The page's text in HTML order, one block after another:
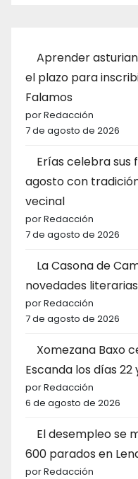
Aprender
el plazo para
Falamos
por Redacción
7 de agosto de 2026
Erías celebra sus
agosto con
vecinal
por Redacción
7 de agosto de 2026
La Casona de
novedades
por Redacción
7 de agosto de 2026
Xomezana Baxo
Escanda los días 22
por Redacción
6 de agosto de 2026
El desempleo se
600 parados en
por Redacción